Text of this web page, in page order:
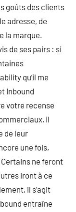
goûts des clients
adresse, de
la marque.
de ses pairs : si
qu’il me
Inbound
votre recense
il
de leur
une fois,
ne feront
iront à ce
il s’agit
entraîne